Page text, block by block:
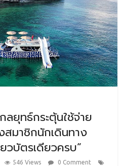
ยุทธ์กระตุ้นใช้จ่าย
มาชิกนักเดินทาง
วบัตรเดียวครบ”
546 Views
0 Comment